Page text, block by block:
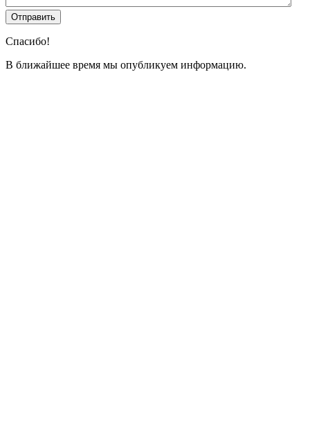
Спасибо!
В ближайшее время мы опубликуем информацию.